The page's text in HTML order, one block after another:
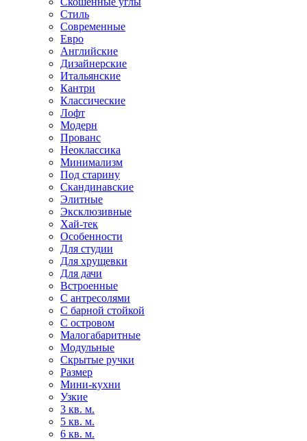
Стиль
Современные
Евро
Английские
Дизайнерские
Итальянские
Кантри
Классические
Лофт
Модерн
Прованс
Неоклассика
Минимализм
Под старину
Скандинавские
Элитные
Эксклюзивные
Хай-тек
Особенности
Для студии
Для хрущевки
Для дачи
Встроенные
С антресолями
С барной стойкой
С островом
Малогабаритные
Модульные
Скрытые ручки
Размер
Мини-кухни
Узкие
3 кв. м.
5 кв. м.
6 кв. м.